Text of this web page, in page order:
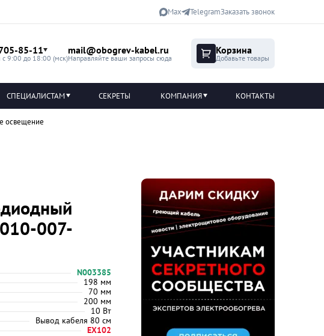
Max TelegramЗаказать звонок
85-11
с 9:00 до 18:00 (мск)
mail@obogrev-kabel.ru
Направляйте ваши запросы сюда
Корзина
Добавьте товары
СПЕЦИАЛИСТАМ СЕКРЕТЫ КОМПАНИЯ КОНТАКТЫ
освещение
007-
N003385
198 мм
70 мм
200 мм
10 Вт
Вывод кабеля 80 см
EX102